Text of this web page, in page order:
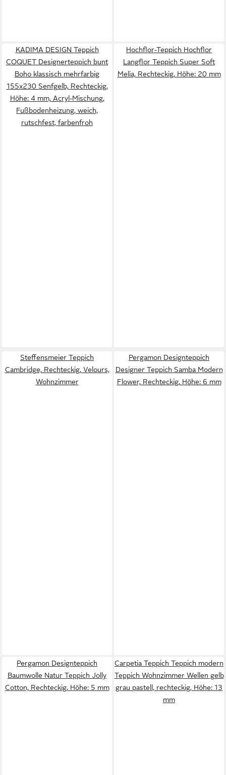
KADIMA DESIGN Teppich
COQUET Designerteppich bunt
Boho klassisch mehrfarbig
155x230 Senfgelb, Rechteckig,
Höhe: 4 mm, Acryl-Mischung,
Fußbodenheizung, weich,
rutschfest, farbenfroh
Hochflor-Teppich Hochflor
Langflor Teppich Super Soft
Melia, Rechteckig, Höhe: 20 mm
Steffensmeier Teppich
Cambridge, Rechteckig, Velours,
Wohnzimmer
Pergamon Designteppich
Designer Teppich Samba Modern
Flower, Rechteckig, Höhe: 6 mm
Pergamon Designteppich
Baumwolle Natur Teppich Jolly
Cotton, Rechteckig, Höhe: 5 mm
Carpetia Teppich Teppich modern
Teppich Wohnzimmer Wellen gelb
grau pastell, rechteckig, Höhe: 13
mm